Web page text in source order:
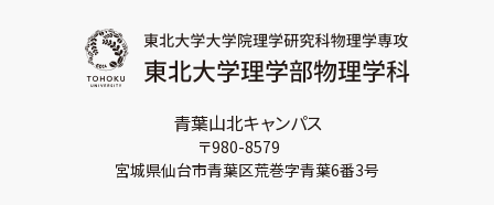
青葉山北キャンパス
〒980-8579
宮城県仙台市青葉区荒巻字青葉6番3号